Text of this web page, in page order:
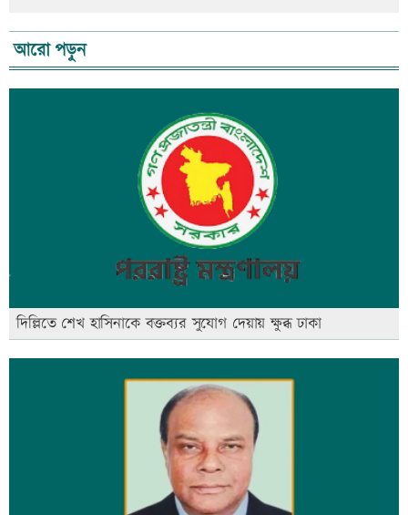
আরো পড়ুন
দিল্লিতে শেখ হাসিনাকে বক্তব্যর সুযোগ দেয়ায় ক্ষুব্ধ ঢাকা